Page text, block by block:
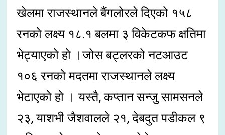
खेलमा राजस्थानले बैंगलोरले दिएको १५८
रनको लक्ष्य १८.१ बलमा ३ विकेटकफ क्षतिमा
भेट्याएको हो ।जोस बट्लरको नटआउट
१०६ रनको मदतमा राजस्थानले लक्ष्य
भेटाएको हो । यस्तै, कप्तान सन्जु सामसनले
२३, याशभी जैशवालले २१, देबदुत पडीकल ९